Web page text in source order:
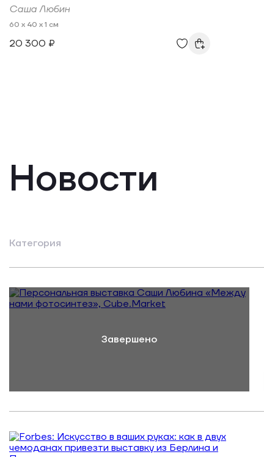
Саша Любин
60 x 40 x 1 см
20 300 ₽
Новости
Категория